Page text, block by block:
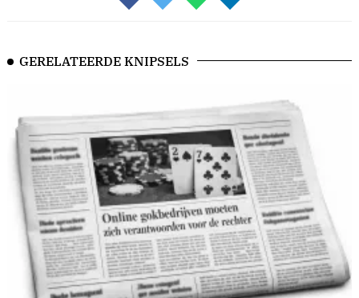
GERELATEERDE KNIPSELS